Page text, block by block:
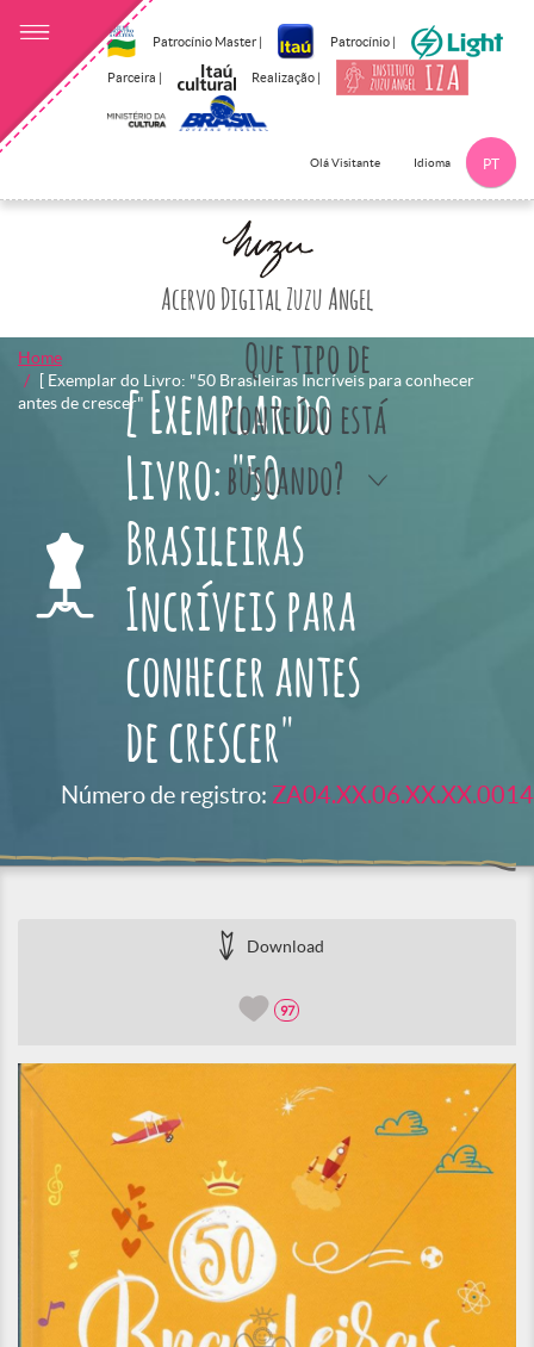
Patrocínio Master | Patrocínio |
Parceira | Realização |
Olá Visitante Idioma PT
Acervo Digital Zuzu Angel
Que tipo de
conteúdo está
buscando?
Home
[ Exemplar do Livro: "50 Brasileiras Incríveis para conhecer
antes de crescer"[ Exemplar do
Livro: "50
Brasileiras
Incríveis para
conhecer antes
de crescer"
Número de registro: ZA04.XX.06.XX.XX.0014
Download
97